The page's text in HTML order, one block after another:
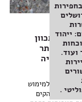
ייהוד
ועוד.
.
מתכוון
באתר
סבסטיה
בדרך למימוש
ישראל להקים